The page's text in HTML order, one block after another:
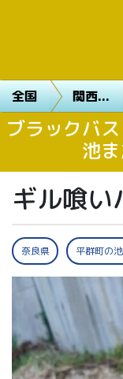
全国 関西...
ブラックバ
池
ギル喰い
奈良県 平群町の